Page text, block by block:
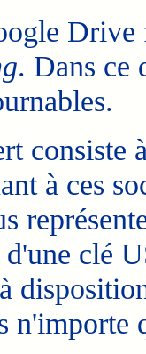
Drive
. Dans ce
consiste
à ces
clé
n'importe